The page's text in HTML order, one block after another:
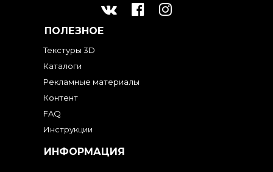
ПОЛЕЗНОЕ
Текстуры 3D
Каталоги
Рекламные материалы
Контент
FAQ
Инструкции
ИНФОРМАЦИЯ